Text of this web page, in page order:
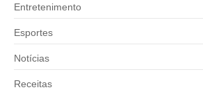
Entretenimento
Esportes
Notícias
Receitas